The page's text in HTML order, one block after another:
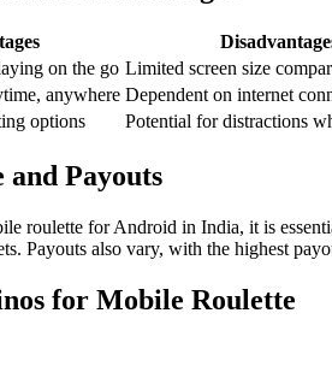
on the go Limited screen size
anywhere Dependent on internet
options
Potential for distractions
and Payouts
roulette for Android in India, it is
Payouts also vary, with the highest
for Mobile Roulette